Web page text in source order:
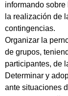
informando
la realización de
contingencias.
Organizar la
de grupos,
participantes, de
Determinar y
ante situaciones